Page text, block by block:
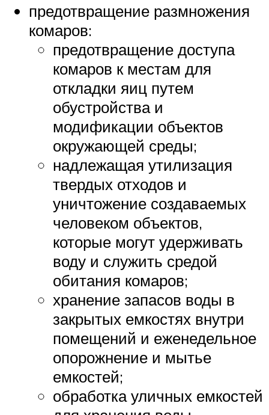
предотвращение размножения
комаров:
предотвращение доступа
комаров к местам для
откладки яиц путем
обустройства и
модификации объектов
окружающей среды;
надлежащая утилизация
твердых отходов и
уничтожение создаваемых
человеком объектов,
которые могут удерживать
воду и служить средой
обитания комаров;
хранение запасов воды в
закрытых емкостях внутри
помещений и еженедельное
опорожнение и мытье
емкостей;
обработка уличных емкостей